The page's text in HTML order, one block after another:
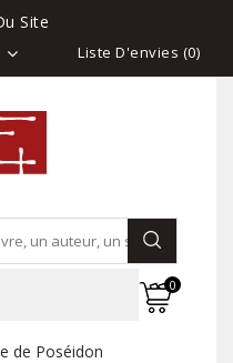
Site
Liste D'envies (0)
0
de Poséidon